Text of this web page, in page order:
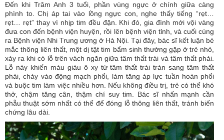
Đến khi Trâm Anh 3 tuổi, phần vùng ngực ở chính giữa càng
phình to. Chị áp tai vào lồng ngực con, nghe thấy tiếng “rẹt…
rẹt… rẹt” thay vì nhịp tim đều đặn. Khi đó, gia đình mới vội vàng
đưa con đến bệnh viện huyện, rồi lên bệnh viện tỉnh, và cuối cùng
ra Bệnh viện Nhi Trung ương ở Hà Nội. Tại đây, bác sĩ kết luận bé
mắc thông liên thất, một dị tật tim bẩm sinh thường gặp ở trẻ nhỏ,
xảy ra khi có lỗ trên vách ngăn giữa tâm thất trái và tâm thất phải.
Lỗ này khiến máu giàu ô xy từ tâm thất trái tràn sang tâm thất
phải, chảy vào động mạch phổi, làm tăng áp lực tuần hoàn phổi
và buộc tim làm việc nhiều hơn. Nếu không điều trị, trẻ có thể khó
thở, chậm tăng cân, thậm chí suy tim. Bác sĩ nhấn mạnh cần
phẫu thuật sớm nhất có thể để đóng lỗ thông liên thất, tránh biến
chứng lâu dài.